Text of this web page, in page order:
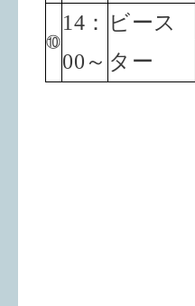
⑩
14：
00～
ビース
ター